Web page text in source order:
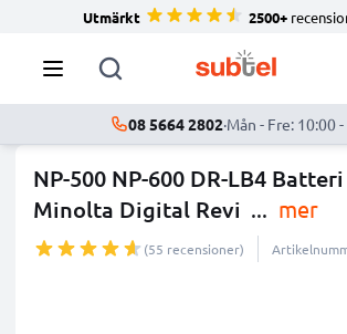
Utmärkt 2500+
08 5664 2802·Mån - Fre: 10:00
NP-500 NP-600 DR-LB4
Minolta Digital Revi ... mer
(55 recensioner)